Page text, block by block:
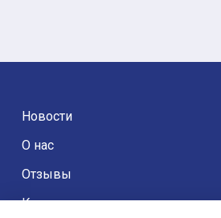
Новости
О нас
Отзывы
Контакты